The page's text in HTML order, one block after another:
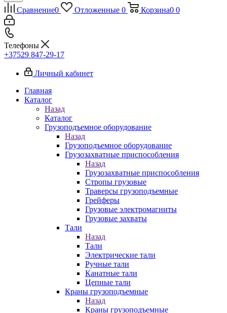
Сравнение0 Отложенные 0 Корзина0 0
Телефоны
+37529 847-29-17‬
Личный кабинет
Главная
Каталог
Назад
Каталог
Грузоподъемное оборудование
Назад
Грузоподъемное оборудование
Грузозахватные приспособления
Назад
Грузозахватные приспособления
Стропы грузовые
Траверсы грузоподъемные
Грейферы
Грузовые электромагниты
Грузовые захваты
Тали
Назад
Тали
Электрические тали
Ручные тали
Канатные тали
Цепные тали
Краны грузоподъемные
Назад
Краны грузоподъемные